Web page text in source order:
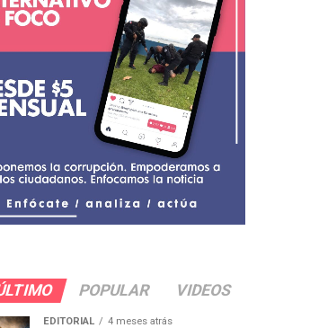
POPULAR VIDEOS
EDITORIAL 4 meses atrás